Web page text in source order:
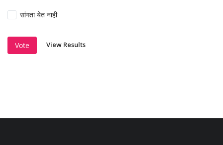
सांगता येत नाही
Vote View Results